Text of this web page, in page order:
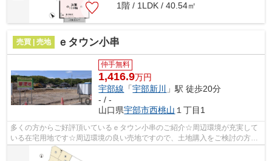
1階 / 1LDK / 40.54㎡
売買 | 売地 ｅタウン小串
仲手無料
1,416.9万円
宇部線 「宇部新川
」駅 徒歩20分
- / -
山口県宇部市西桃山 １丁目1
多くの方からご好評頂いているｅタウン小串のご紹介☆周辺環境が充実して
いる在宅用地です☆周辺環境の良い売地ですので、土地購入をご検討の方に
おすすめです☆傾斜地よりも工事費をダウ...